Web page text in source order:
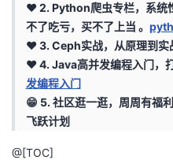
主
页
的
开
发
❤️ 2. Python爬虫专栏，系统
不了吃亏，买不了上当 。
❤️ 3. Ceph实战，从原理到实
❤️ 4. Java高并发编程入门，
发编程入门
😁 5. 社区逛一逛，周周有福
飞跃计划
@[TOC]